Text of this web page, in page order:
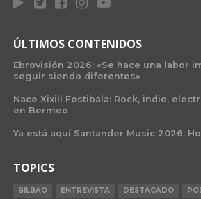
ÚLTIMOS CONTENIDOS
Ebrovisión 2026: «Se hace una labor
seguir siendo diferentes»
Nace Xixili Festibala: Rock, indie,
en Bermeo
Ya está aquí Santander Music 2026:
TOPICS
BILBAO ENTREVISTA DESTACADO